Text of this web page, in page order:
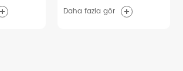
Daha fazla gör